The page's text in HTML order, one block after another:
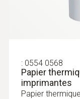
: 0554 0568
Papier
imprimantes
Papier